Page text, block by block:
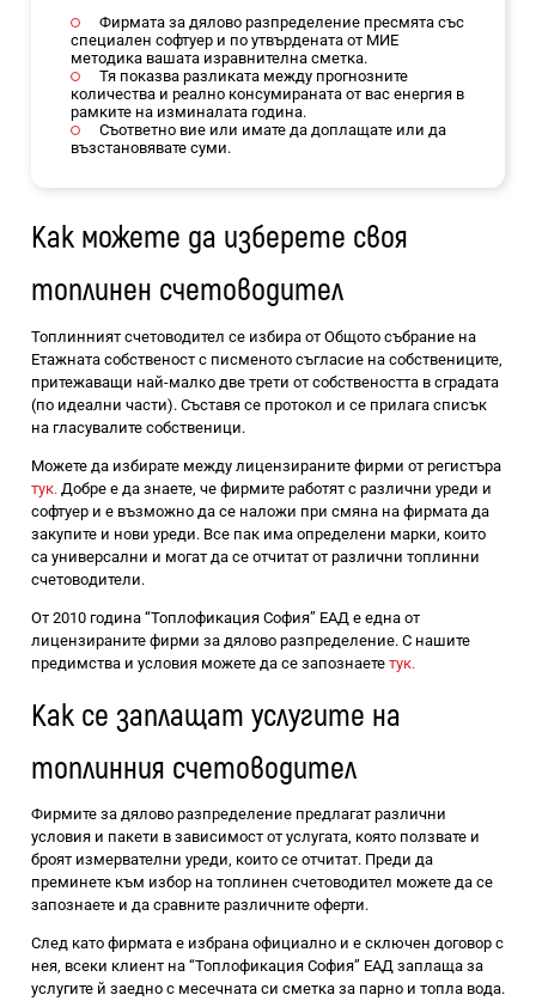
Фирмата за дялово разпределение пресмята със
специален софтуер и по утвърдената от МИЕ
методика вашата изравнителна сметка.
Тя показва разликата между прогнозните
количества и реално консумираната от вас енергия в
рамките на изминалата година.
Съответно вие или имате да доплащате или да
възстановявате суми.
Как можете да изберете своя
топлинен счетоводител
Топлинният счетоводител се избира от Общото събрание на
Етажната собственост с писменото съгласие на собствениците,
притежаващи най-малко две трети от собствеността в сградата
(по идеални части). Съставя се протокол и се прилага списък
на гласувалите собственици.
Можете да избирате между лицензираните фирми от регистъра
тук. Добре е да знаете, че фирмите работят с различни уреди и
софтуер и е възможно да се наложи при смяна на фирмата да
закупите и нови уреди. Все пак има определени марки, които
са универсални и могат да се отчитат от различни топлинни
счетоводители.
От 2010 година “Топлофикация София” ЕАД е една от
лицензираните фирми за дялово разпределение. С нашите
предимства и условия можете да се запознаете тук.
Как се заплащат услугите на
топлинния счетоводител
Фирмите за дялово разпределение предлагат различни
условия и пакети в зависимост от услугата, която ползвате и
броят измервателни уреди, които се отчитат. Преди да
преминете към избор на топлинен счетоводител можете да се
запознаете и да сравните различните оферти.
След като фирмата е избрана официално и е сключен договор с
нея, всеки клиент на “Топлофикация София” ЕАД заплаща за
услугите й заедно с месечната си сметка за парно и топла вода.